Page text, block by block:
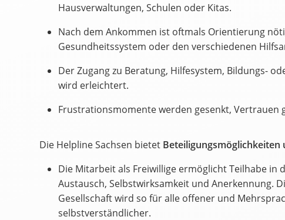
Hausverwaltungen, Schulen oder Kitas.
Nach dem Ankommen ist oftmals Orientierung
Gesundheitssystem oder den verschiedenen
Der Zugang zu Beratung, Hilfesystem, Bildungs-
wird erleichtert.
Frustrationsmomente werden gesenkt, Vertrauen
Die Helpline Sachsen bietet Beteiligungsmöglichkeiten
Die Mitarbeit als Freiwillige ermöglicht Teilhabe in
Austausch, Selbstwirksamkeit und Anerkennung.
Gesellschaft wird so für alle offener und
selbstverständlicher.